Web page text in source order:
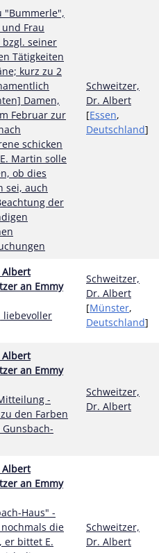
"Bummerle",
Frau
bzgl. seiner
Tätigkeiten
kurz zu 2
Damen,
Februar zur
schicken
Martin solle
ob dies
sei, auch
der
Schweitzer,
Dr. Albert
[Essen,
Deutschland]
Albert
an Emmy
liebevoller
Schweitzer,
Dr. Albert
[Münster,
Deutschland]
Albert
an Emmy
-
den Farben
Schweitzer,
Dr. Albert
Albert
an Emmy
Haus" -
die
er bittet E.
Schweitzer,
Dr. Albert